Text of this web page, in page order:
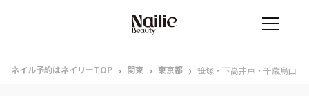
ネイル予約はネイリーTOP › 関東 › 東京都 › 笹塚・下高井戸・千歳烏山